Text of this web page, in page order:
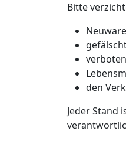
Bitte
den
Jeder Stand